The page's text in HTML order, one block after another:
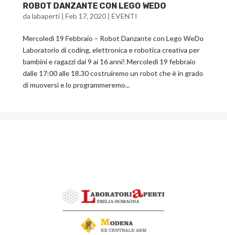
ROBOT DANZANTE CON LEGO WEDO
da labaperti| Feb 17, 2020| EVENTI
Mercoledì 19 Febbraio – Robot Danzante con Lego WeDo
Laboratorio di coding, elettronica e robotica creativa per
bambini e ragazzi dai 9 ai 16 anni! Mercoledì 19 febbraio
dalle 17:00 alle 18.30 costruiremo un robot che è in grado
di muoversi e lo programmeremo...